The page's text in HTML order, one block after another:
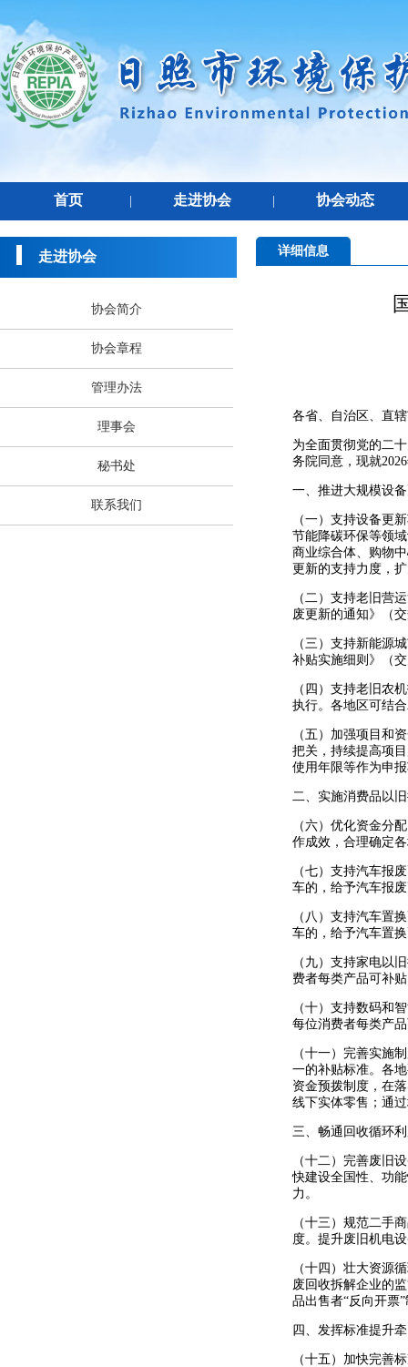
首页 走进协会 协会动态
走进协会
协会简介
协会章程
管理办法
理事会
秘书处
联系我们
详细信息
各省、自治区、直
为全面贯彻党的二
务院同意，现就2026
一、推进大规模设
（一）支持设备更
节能降碳环保等领
商业综合体、购物
更新的支持力度，
（二）支持老旧营
废更新的通知》（交
（三）支持新能源
补贴实施细则》（
（四）支持老旧农
执行。各地区可结
（五）加强项目和
把关，持续提高项
使用年限等作为申
二、实施消费品以
（六）优化资金分
作成效，合理确定
（七）支持汽车报
车的，给予汽车报
（八）支持汽车置
车的，给予汽车置
（九）支持家电以
费者每类产品可补贴
（十）支持数码和
每位消费者每类产
（十一）完善实施
一的补贴标准。 各
资金预拨制度，在
线下实体零售；通
三、畅通回收循环
（十二）完善废旧
快建设全国性、功
力。
（十三）规范二手
度。提升废旧机电
（十四）壮大资源
废回收拆解企业的
品出售者“反向开票
四、发挥标准提升
（十五）加快完善